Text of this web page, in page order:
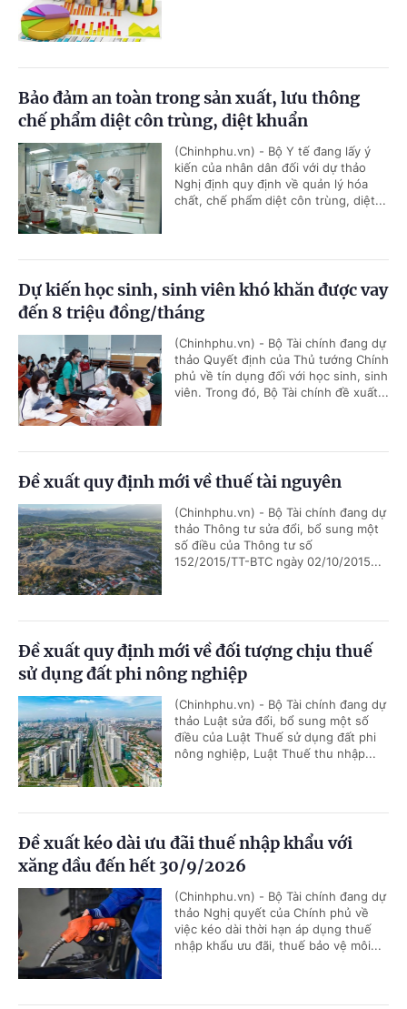
Bảo đảm an toàn trong sản xuất, lưu thông
chế phẩm diệt côn trùng, diệt khuẩn
(Chinhphu.vn) - Bộ Y tế đang lấy ý
kiến của nhân dân đối với dự thảo
Nghị định quy định về quản lý hóa
chất, chế phẩm diệt côn trùng, diệt...
Dự kiến học sinh, sinh viên khó khăn được vay
đến 8 triệu đồng/tháng
(Chinhphu.vn) - Bộ Tài chính đang dự
thảo Quyết định của Thủ tướng Chính
phủ về tín dụng đối với học sinh, sinh
viên. Trong đó, Bộ Tài chính đề xuất...
Đề xuất quy định mới về thuế tài nguyên
(Chinhphu.vn) - Bộ Tài chính đang dự
thảo Thông tư sửa đổi, bổ sung một
số điều của Thông tư số
152/2015/TT-BTC ngày 02/10/2015...
Đề xuất quy định mới về đối tượng chịu thuế
sử dụng đất phi nông nghiệp
(Chinhphu.vn) - Bộ Tài chính đang dự
thảo Luật sửa đổi, bổ sung một số
điều của Luật Thuế sử dụng đất phi
nông nghiệp, Luật Thuế thu nhập...
Đề xuất kéo dài ưu đãi thuế nhập khẩu với
xăng dầu đến hết 30/9/2026
(Chinhphu.vn) - Bộ Tài chính đang dự
thảo Nghị quyết của Chính phủ về
việc kéo dài thời hạn áp dụng thuế
nhập khẩu ưu đãi, thuế bảo vệ môi...